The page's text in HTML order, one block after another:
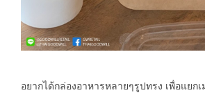
อยากได้กล่องอาหารหลายๆรูปทรง เพื่อแยก